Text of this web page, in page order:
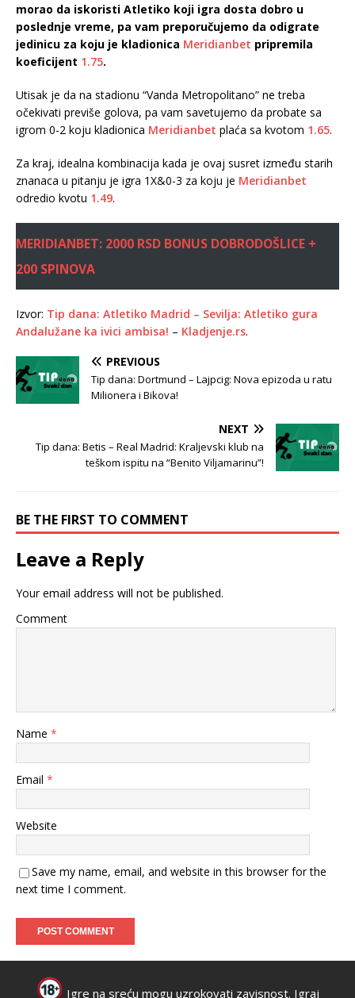
morao da iskoristi Atletiko koji igra dosta dobro u
poslednje vreme, pa vam preporučujemo da odigrate
jedinicu za koju je kladionica Meridianbet pripremila
koeficijent 1.75.
Utisak je da na stadionu “Vanda Metropolitano” ne treba
očekivati previše golova, pa vam savetujemo da probate sa
igrom 0-2 koju kladionica Meridianbet plaća sa kvotom 1.65.
Za kraj, idealna kombinacija kada je ovaj susret između starih
znanaca u pitanju je igra 1X&0-3 za koju je Meridianbet
odredio kvotu 1.49.
MERIDIANBET: 2000 RSD BONUS DOBRODOŠLICE +
200 SPINOVA
Izvor: Tip dana: Atletiko Madrid – Sevilja: Atletiko gura
Andalužane ka ivici ambisa! – Kladjenje.rs.
PREVIOUS
Tip dana: Dortmund – Lajpcig: Nova epizoda u ratu
Milionera i Bikova!
NEXT
Tip dana: Betis – Real Madrid: Kraljevski klub na
teškom ispitu na “Benito Viljamarinu”!
BE THE FIRST TO COMMENT
Leave a Reply
Your email address will not be published.
Comment
Name *
Email *
Website
Save my name, email, and website in this browser for the
next time I comment.
Igre na sreću mogu uzrokovati zavisnost. Igraj